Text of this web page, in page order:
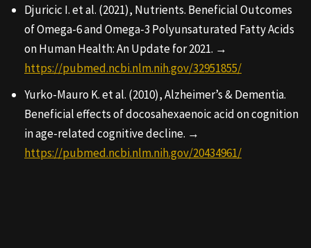
Djuricic I. et al. (2021), Nutrients. Beneficial Outcomes
of Omega-6 and Omega-3 Polyunsaturated Fatty Acids
on Human Health: An Update for 2021. →
https://pubmed.ncbi.nlm.nih.gov/32951855/
Yurko-Mauro K. et al. (2010), Alzheimer’s & Dementia.
Beneficial effects of docosahexaenoic acid on cognition
in age-related cognitive decline. →
https://pubmed.ncbi.nlm.nih.gov/20434961/